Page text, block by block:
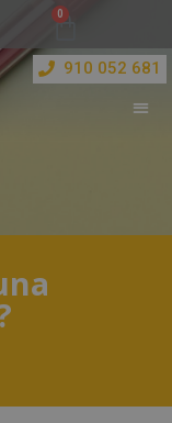
910 052 681